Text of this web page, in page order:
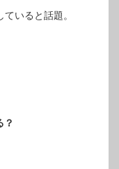
いると話題。
？